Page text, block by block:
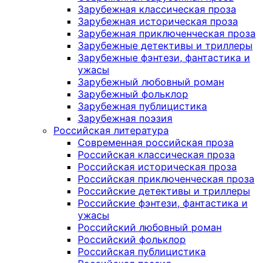
Зарубежная классическая проза
Зарубежная историческая проза
Зарубежная приключенческая проза
Зарубежные детективы и триллеры
Зарубежные фэнтези, фантастика и
ужасы
Зарубежный любовный роман
Зарубежный фольклор
Зарубежная публицистика
Зарубежная поэзия
Российская литература
Современная российская проза
Российская классическая проза
Российская историческая проза
Российская приключенческая проза
Российские детективы и триллеры
Российские фэнтези, фантастика и
ужасы
Российский любовный роман
Российский фольклор
Российская публицистика